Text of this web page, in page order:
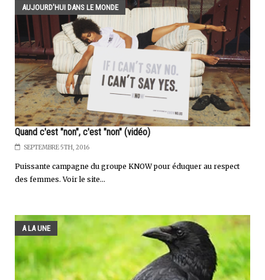
AUJOURD'HUI DANS LE MONDE
Quand c'est "non", c'est "non" (vidéo)
SEPTEMBRE 5TH, 2016
Puissante campagne du groupe KNOW pour éduquer au respect
des femmes. Voir le site...
A LA UNE